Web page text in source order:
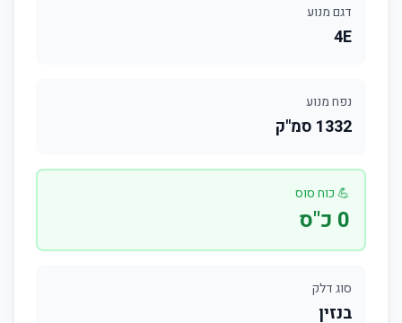
דגם מנוע
4E
נפח מנוע
1332 סמ"ק
💪 כוח סוס
0 כ"ס
סוג דלק
בנזין